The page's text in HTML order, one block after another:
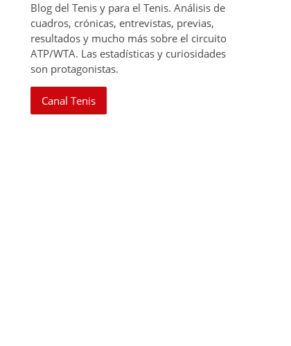
Blog del Tenis y para el Tenis. Análisis de
cuadros, crónicas, entrevistas, previas,
resultados y mucho más sobre el circuito
ATP/WTA. Las estadísticas y curiosidades
son protagonistas.
Canal Tenis